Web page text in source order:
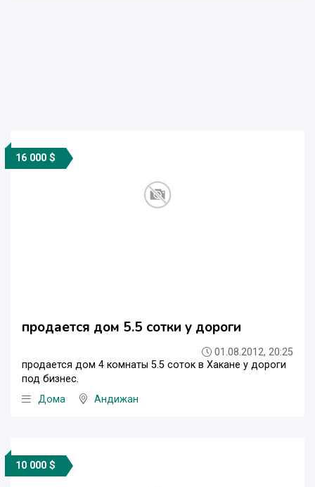
16 000 $
продается дом 5.5 сотки у дороги
01.08.2012, 20:25
продается дом 4 комнаты 5.5 соток в Хакане у дороги
под бизнес.
Дома
Андижан
10 000 $